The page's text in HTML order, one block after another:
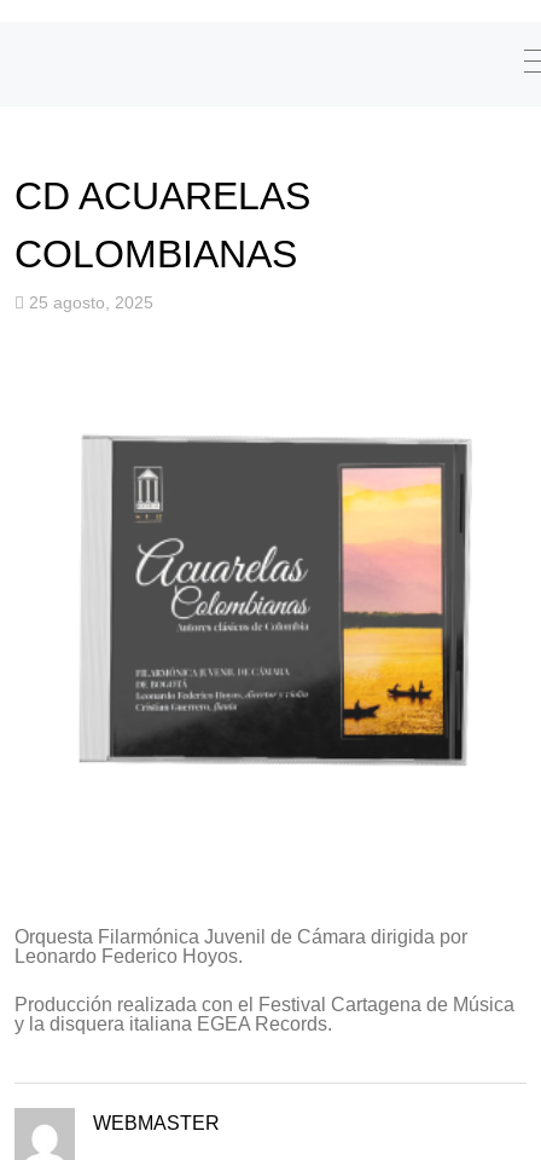
CD ACUARELAS
COLOMBIANAS
25 agosto, 2025
Orquesta Filarmónica Juvenil de Cámara dirigida por
Leonardo Federico Hoyos.
Producción realizada con el Festival Cartagena de Música
y la disquera italiana EGEA Records.
WEBMASTER